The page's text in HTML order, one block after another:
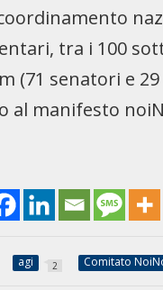
tra i 100
(71 senatori e
al manifesto
agi 2 Comitato